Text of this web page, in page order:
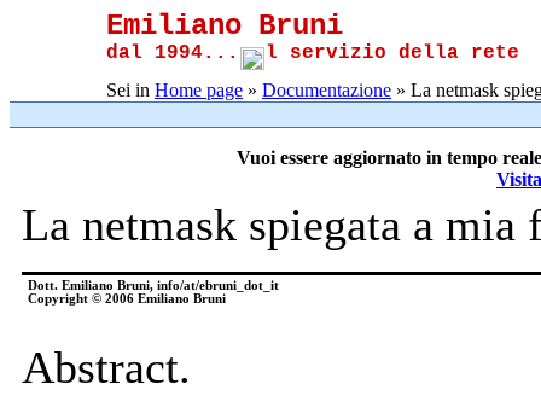
Emiliano Bruni
dal 1994... l servizio della rete
Sei in Home page » Documentazione » La netmask
Vuoi essere aggiornato in tempo
La netmask spiegata a mia
Dott. Emiliano Bruni, info/at/ebruni_dot_it
Copyright © 2006 Emiliano Bruni
Abstract.